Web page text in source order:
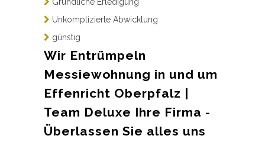
Gründliche Erledigung
Unkomplizierte Abwicklung
günstig
Wir Entrümpeln
Messiewohnung in und um
Effenricht Oberpfalz |
Team Deluxe Ihre Firma -
Überlassen Sie alles uns